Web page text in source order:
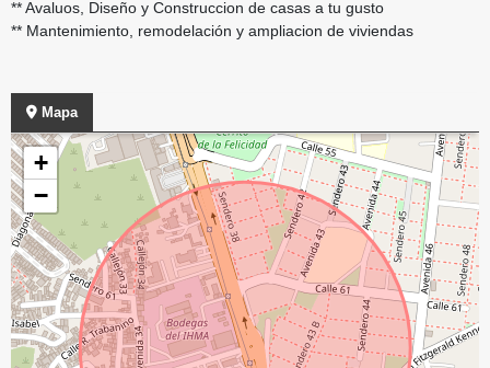
** Avaluos, Diseño y Construccion de casas a tu gusto
** Mantenimiento, remodelación y ampliacion de viviendas
Mapa
+
−